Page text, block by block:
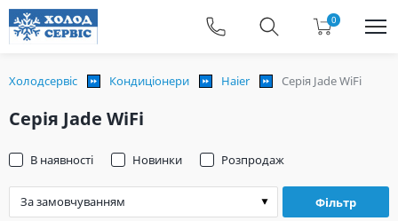
0
Холодсервіс Кондиціонери Haier Серія Jade WiFi
Серія Jade WiFi
Фільтр
В наявності Новинки Розпродаж